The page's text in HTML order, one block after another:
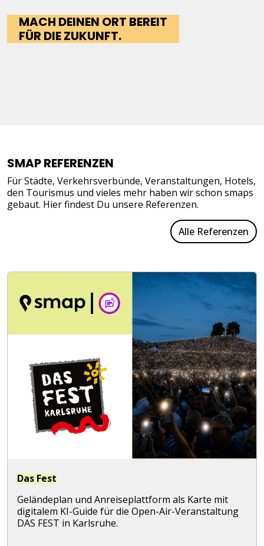
MACH DEINEN ORT BEREIT
FÜR DIE ZUKUNFT.
SMAP REFERENZEN
Für Städte, Verkehrsverbünde, Veranstaltungen, Hotels,
den Tourismus und vieles mehr haben wir schon smaps
gebaut. Hier findest Du unsere Referenzen.
Alle Referenzen
Das Fest
Geländeplan und Anreiseplattform als Karte mit
digitalem KI-Guide für die Open-Air-Veranstaltung
DAS FEST in Karlsruhe.